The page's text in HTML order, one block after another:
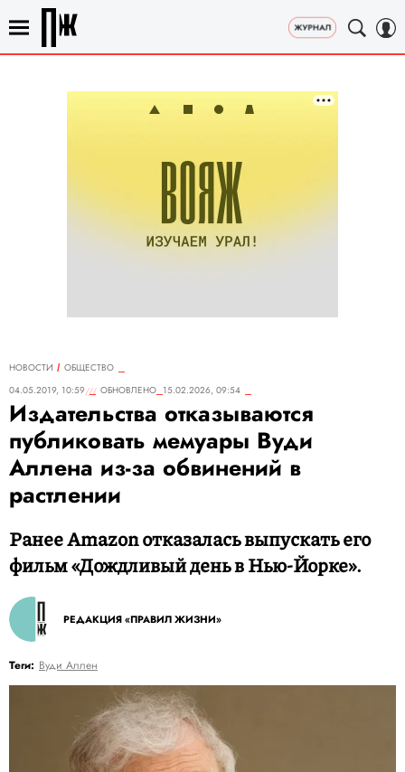
НОВОСТИ
ОБЩЕСТВО
04.05.2019, 10:59
ОБНОВЛЕНО 15.02.2026, 09:54
Издательства отказываются
публиковать мемуары Вуди
Аллена из-за обвинений в
растлении
Ранее Amazon отказалась выпускать его
фильм «Дождливый день в Нью-Йорке».
РЕДАКЦИЯ «ПРАВИЛ ЖИЗНИ»
Теги: Вуди Аллен